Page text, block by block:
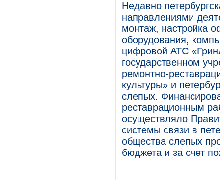
Недавно
направлениями
монтаж, настройка
оборудования,
цифровой АТС
государственном
ремонтно-
культуры» и
слепых.
реставрационным
осуществляло
системы связи в
общества слепых
бюджета и за счет